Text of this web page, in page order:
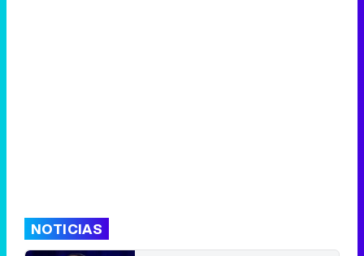
NOTICIAS